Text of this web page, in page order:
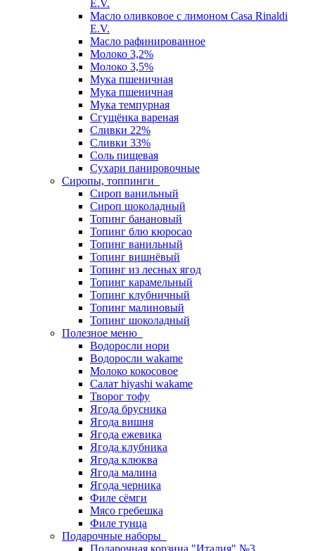
E.V.
Масло оливковое с лимоном Casa Rinaldi
E.V.
Масло рафинированное
Молоко 3,2%
Молоко 3,5%
Мука пшеничная
Мука пшеничная
Мука темпурная
Сгущёнка вареная
Сливки 22%
Сливки 33%
Соль пищевая
Сухари панировочные
Сиропы, топпинги
Сироп ванильный
Сироп шоколадный
Топинг банановый
Топинг блю кюросао
Топинг ванильный
Топинг вишнёвый
Топинг из лесных ягод
Топинг карамельный
Топинг клубничный
Топинг малиновый
Топинг шоколадный
Полезное меню
Водоросли нори
Водоросли wakame
Молоко кокосовое
Салат hiyashi wakame
Творог тофу
Ягода брусника
Ягода вишня
Ягода ежевика
Ягода клубника
Ягода клюква
Ягода малина
Ягода черника
Филе сёмги
Мясо гребешка
Филе тунца
Подарочные наборы
Подарочная корзина "Италия" №3